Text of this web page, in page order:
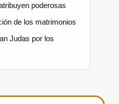
poderosas
de los matrimonios
Judas por los